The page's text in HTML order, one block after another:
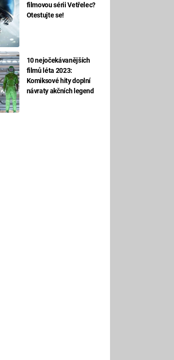
filmovou sérii Vetřelec?
Otestujte se!
10 nejočekávanějších
filmů léta 2023:
Komiksové hity doplní
návraty akčních legend